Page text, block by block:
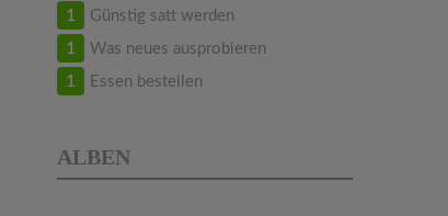
1 Günstig satt werden
1 Was neues ausprobieren
1 Essen bestellen
ALBEN